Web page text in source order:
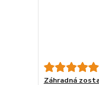
Záhradná